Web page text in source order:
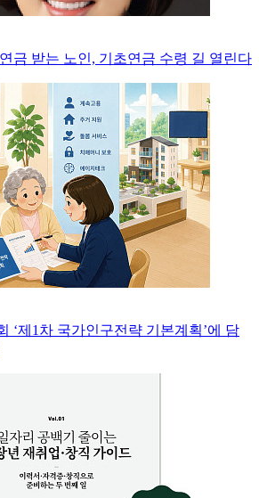
금 받는 노인, 기초연금 수령 길 열린다
‘제1차 국가인구전략 기본계획’에 담